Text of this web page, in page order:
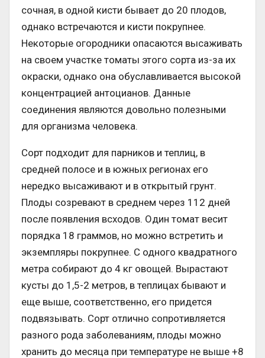
сочная, в одной кисти бывает до 20 плодов,
однако встречаются и кисти покрупнее.
Некоторые огородники опасаются высаживать
на своем участке томаты этого сорта из-за их
окраски, однако она обуславливается высокой
концентрацией антоцианов. Данные
соединения являются довольно полезными
для организма человека.
Сорт подходит для парников и теплиц, в
средней полосе и в южных регионах его
нередко высаживают и в открытый грунт.
Плоды созревают в среднем через 112 дней
после появления всходов. Один томат весит
порядка 18 граммов, но можно встретить и
экземпляры покрупнее. С одного квадратного
метра собирают до 4 кг овощей. Вырастают
кусты до 1,5-2 метров, в теплицах бывают и
еще выше, соответственно, его придется
подвязывать. Сорт отлично сопротивляется
разного рода заболеваниям, плоды можно
хранить до месяца при температуре не выше +8